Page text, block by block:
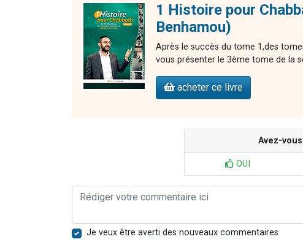
1 Histoire pour
Benhamou)
Après le succès du tome 1,des
vous présenter le 3ème tome de la
acheter ce livre
Avez-
OUI
Je veux être averti des nouveaux commentaires